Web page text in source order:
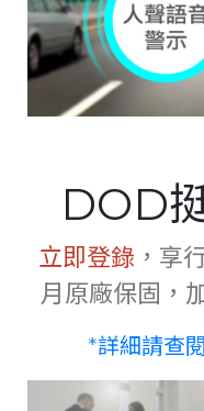
DOD
立即登錄 ，享
月原廠保固，
*詳細請查